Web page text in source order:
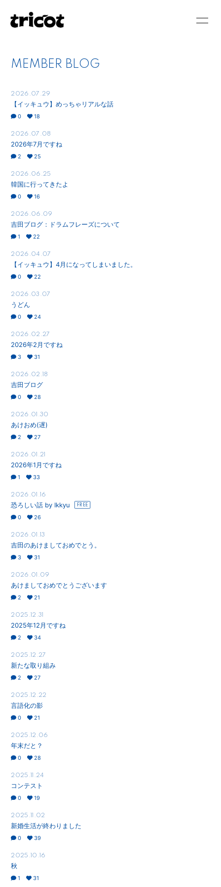
SCHEDULE
DISCOGRAPHY
BLOG
PHOTO
MEMBER BLOG
2026.07.29
【イッキュウ】めっちゃリアルな話
0 18
2026.07.08
2026年7月ですね
2 25
2026.06.25
韓国に行ってきたよ
0 16
2026.06.09
吉田ブログ：ドラムフレーズについて
1 22
2026.04.07
【イッキュウ】4月になってしまいました。
0 22
2026.03.07
うどん
0 24
2026.02.27
2026年2月ですね
3 31
2026.02.18
吉田ブログ
0 28
2026.01.30
あけおめ(遅)
2 27
2026.01.21
2026年1月ですね
1 33
2026.01.16
恐ろしい話 by Ikkyu
0 26
2026.01.13
吉田のあけましておめでとう。
3 31
2026.01.09
あけましておめでとうございます
2 21
2025.12.31
2025年12月ですね
2 34
2025.12.27
新たな取り組み
2 27
2025.12.22
言語化の影
0 21
2025.12.06
年末だと？
0 28
2025.11.24
コンテスト
0 19
2025.11.02
新婚生活が終わりました
0 39
2025.10.16
秋
1 31